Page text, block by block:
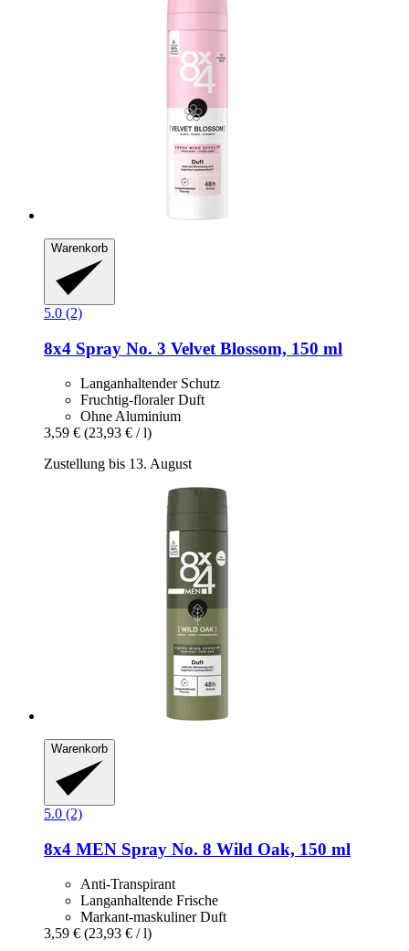
Warenkorb
5.0 (2)
8x4 Spray No. 3 Velvet Blossom, 150 ml
Langanhaltender Schutz
Fruchtig-floraler Duft
Ohne Aluminium
3,59 € (23,93 € / l)
Zustellung bis 13. August
Warenkorb
5.0 (2)
8x4 MEN Spray No. 8 Wild Oak, 150 ml
Anti-Transpirant
Langanhaltende Frische
Markant-maskuliner Duft
3,59 € (23,93 € / l)